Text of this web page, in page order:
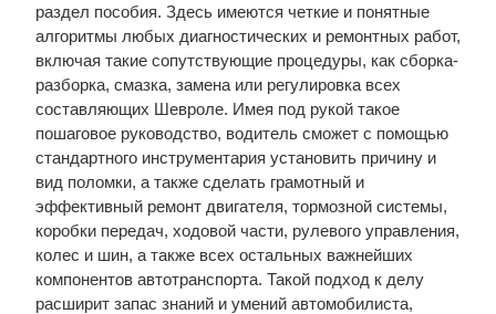
раздел пособия. Здесь имеются четкие и понятные
алгоритмы любых диагностических и ремонтных работ,
включая такие сопутствующие процедуры, как сборка-
разборка, смазка, замена или регулировка всех
составляющих Шевроле. Имея под рукой такое
пошаговое руководство, водитель сможет с помощью
стандартного инструментария установить причину и
вид поломки, а также сделать грамотный и
эффективный ремонт двигателя, тормозной системы,
коробки передач, ходовой части, рулевого управления,
колес и шин, а также всех остальных важнейших
компонентов автотранспорта. Такой подход к делу
расширит запас знаний и умений автомобилиста,